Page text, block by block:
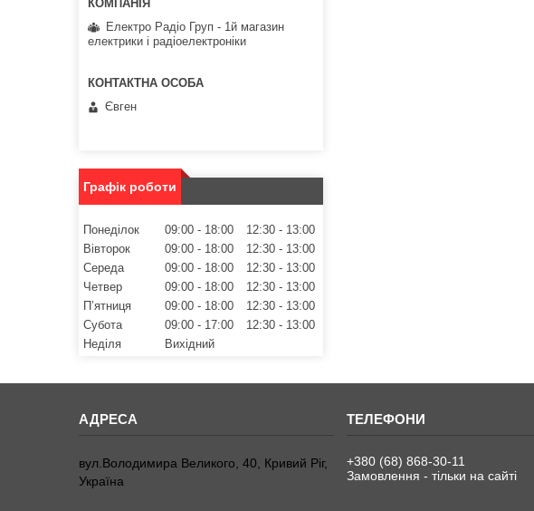
Електро Радіо Груп - 1й магазин
електрики і радіоелектроніки
Євген
Графік роботи
Понеділок 09:00 18:00 12:30
13:00
Вівторок
09:00 18:00 12:30
13:00
Середа
09:00 18:00 12:30
13:00
Четвер
09:00 18:00 12:30
13:00
Пʼятниця
09:00 18:00 12:30
13:00
Субота
09:00 17:00 12:30
13:00
Неділя
Вихідний
вул.Володимира Великого, 40, Кривий Ріг,
Україна
+380 (68) 868-30-11
Замовлення - тільки на сайті